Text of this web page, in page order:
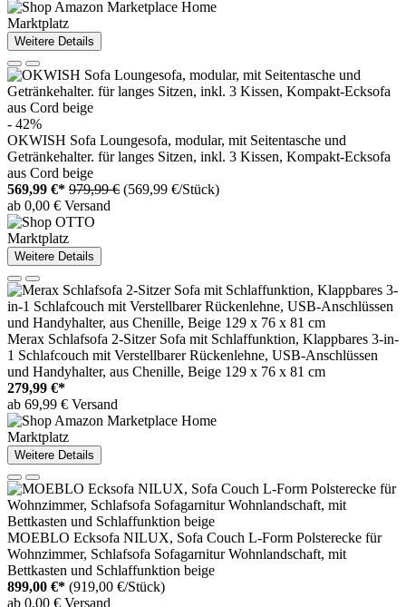
Marktplatz
Weitere Details
- 42%
OKWISH Sofa Loungesofa, modular, mit Seitentasche und
Getränkehalter. für langes Sitzen, inkl. 3 Kissen, Kompakt-Ecksofa
aus Cord beige
569,99 €* 979,99 € (569,99 €/Stück)
ab 0,00 € Versand
Marktplatz
Weitere Details
Merax Schlafsofa 2-Sitzer Sofa mit Schlaffunktion, Klappbares 3-in-
1 Schlafcouch mit Verstellbarer Rückenlehne, USB-Anschlüssen
und Handyhalter, aus Chenille, Beige 129 x 76 x 81 cm
279,99 €*
ab 69,99 € Versand
Marktplatz
Weitere Details
MOEBLO Ecksofa NILUX, Sofa Couch L-Form Polsterecke für
Wohnzimmer, Schlafsofa Sofagarnitur Wohnlandschaft, mit
Bettkasten und Schlaffunktion beige
899,00 €* (919,00 €/Stück)
ab 0,00 € Versand